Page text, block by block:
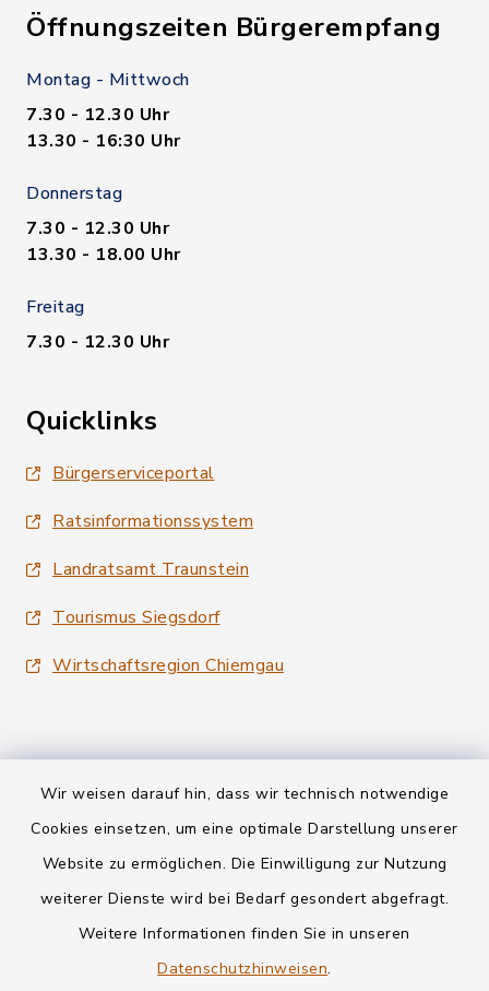
Wir weisen darauf hin, dass wir technisch notwendige
Cookies einsetzen, um eine optimale Darstellung unserer
Website zu ermöglichen. Die Einwilligung zur Nutzung
weiterer Dienste wird bei Bedarf gesondert abgefragt.
Weitere Informationen finden Sie in unseren
Datenschutzhinweisen.
Öffnungszeiten Bürgerempfang
Montag - Mittwoch
7.30 - 12.30 Uhr
13.30 - 16:30 Uhr
Donnerstag
7.30 - 12.30 Uhr
13.30 - 18.00 Uhr
Freitag
7.30 - 12.30 Uhr
Quicklinks
Bürgerserviceportal
Ratsinformationssystem
Landratsamt Traunstein
Tourismus Siegsdorf
Wirtschaftsregion Chiemgau
Kontakt
Informationspflichten